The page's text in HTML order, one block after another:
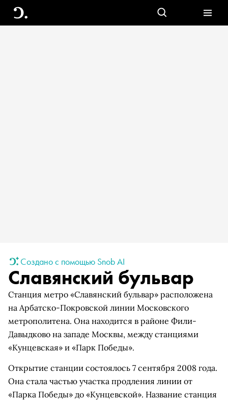
Создано с помощью Snob AI
Славянский бульвар
Станция метро «Славянский бульвар» расположена
на Арбатско-Покровской линии Московского
метрополитена. Она находится в районе Фили-
Давыдково на западе Москвы, между станциями
«Кунцевская» и «Парк Победы».
Открытие станции состоялось 7 сентября 2008 года.
Она стала частью участка продления линии от
«Парка Победы» до «Кунцевской». Название станция